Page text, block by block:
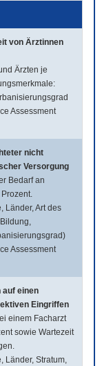
von Ärztinnen
Ärzten je
Assessment
nicht
Versorgung
Bedarf an
Länder, Art des
Assessment
auf einen
Eingriffen
einem Facharzt
sowie Wartezeit
Länder, Stratum,